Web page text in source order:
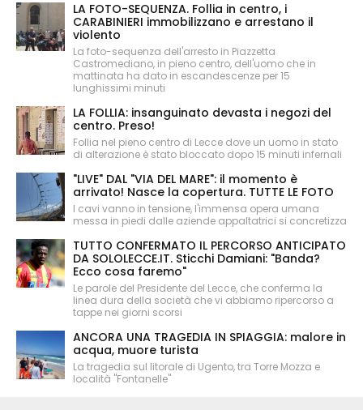
LA FOTO-SEQUENZA. Follia in centro, i
CARABINIERI immobilizzano e arrestano il
violento
La foto-sequenza dell'arresto in Piazzetta
Castromediano, in pieno centro, dell'uomo che in
mattinata ha dato in escandescenze per 15
lunghissimi minuti
LA FOLLIA: insanguinato devasta i negozi del
centro. Preso!
Follia nel pieno centro di Lecce dove un uomo in stato
di alterazione è stato bloccato dopo 15 minuti infernali
"LIVE" DAL "VIA DEL MARE": il momento è
arrivato! Nasce la copertura. TUTTE LE FOTO
I cavi vanno in tensione, l'immensa opera umana
messa in piedi dalle aziende appaltatrici si concretizza
TUTTO CONFERMATO IL PERCORSO ANTICIPATO
DA SOLOLECCE.IT. Sticchi Damiani: "Banda?
Ecco cosa faremo"
Le parole del Presidente del Lecce, che conferma la
linea dura della società che vi abbiamo ripercorso a
tappe nei giorni scorsi
ANCORA UNA TRAGEDIA IN SPIAGGIA: malore in
acqua, muore turista
La tragedia sul litorale di Ugento, tra Torre Mozza e
località "Fontanelle"